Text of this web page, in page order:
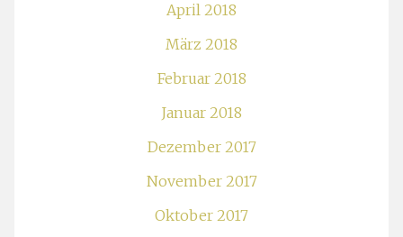
April 2018
März 2018
Februar 2018
Januar 2018
Dezember 2017
November 2017
Oktober 2017